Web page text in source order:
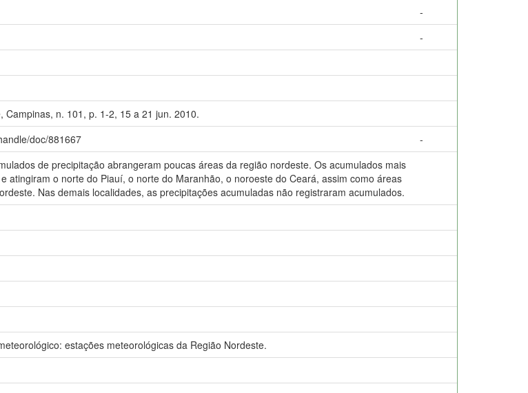
-
-
n. 101, p. 1-2, 15 a 21 jun. 2010.
doc/881667
-
de precipitação abrangeram poucas áreas da região nordeste. Os acumulados mais
atingiram o norte do Piauí, o norte do Maranhão, o noroeste do Ceará, assim como áreas
Nas demais localidades, as precipitações acumuladas não registraram acumulados.
estações meteorológicas da Região Nordeste.